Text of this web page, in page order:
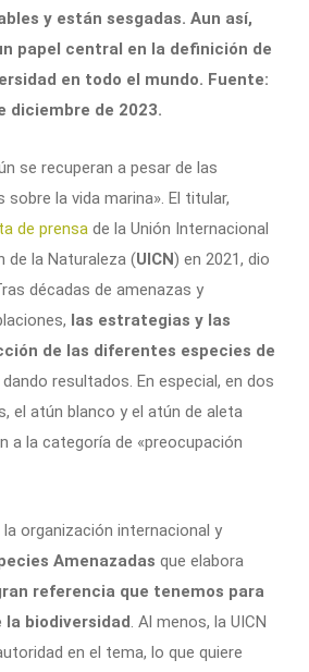
y están sesgadas. Aun así,
papel central en la definición de
en todo el mundo. Fuente:
diciembre de 2023.
se recuperan a pesar de las
la vida marina». El titular,
de prensa de la Unión Internacional
de la Naturaleza (UICN) en 2021, dio
décadas de amenazas y
las estrategias y las
de las diferentes especies de
resultados. En especial, en dos
el atún blanco y el atún de aleta
a la categoría de «preocupación
organización internacional y
Amenazadas que elabora
referencia que tenemos para
la biodiversidad. Al menos, la UICN
en el tema, lo que quiere